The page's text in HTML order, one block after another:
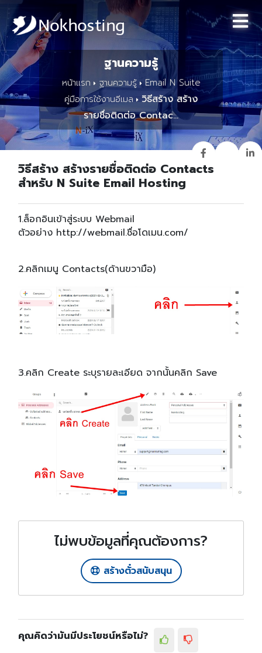
ฐานความรู้
หน้าแรก ฐานความรู้
Email N Suite
คู่มือการใช้งานอีเมล
วิธีสร้าง สร้าง
รายชื่อติดต่อ Contac...
วิธีสร้าง สร้างรายชื่อติดต่อ Contacts
สำหรับ N Suite Email Hosting
1.ล็อกอินเข้าสู่ระบบ Webmail
ตัวอย่าง http://webmail.ชื่อโดเมน.com/
2.คลิกเมนู Contacts(ด้านขวามือ)
3.คลิก Create ระบุรายละเอียด จากนั้นคลิก Save
ไม่พบข้อมูลที่คุณต้องการ?
สร้างตั๋วสนับสนุน
คุณคิดว่ามันมีประโยชน์หรือไม่?